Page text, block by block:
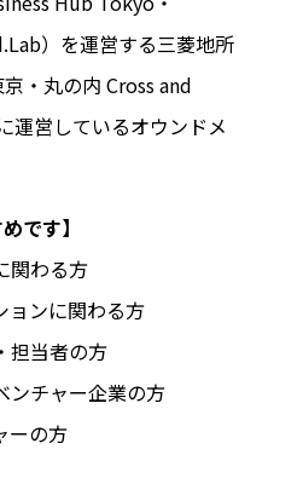
）を運営する三菱地所
・丸の内 Cross and
運営しているオウンドメ
です】
関わる方
ョンに関わる方
担当者の方
ンチャー企業の方
ーの方